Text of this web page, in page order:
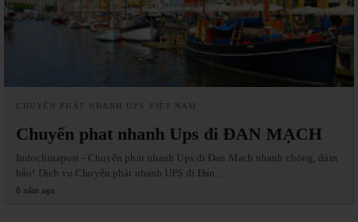
CHUYỂN PHÁT NHANH UPS VIỆT NAM
Chuyển phat nhanh Ups đi ĐAN MẠCH
Indochinapost - Chuyển phát nhanh Ups đi Đan Mạch nhanh chóng, đảm
bảo! Dịch vụ Chuyển phát nhanh UPS đi Đan…
8 năm ago